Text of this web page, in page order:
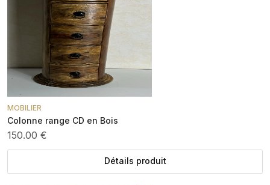
MOBILIER
Colonne range CD en Bois
150.00 €
Détails produit